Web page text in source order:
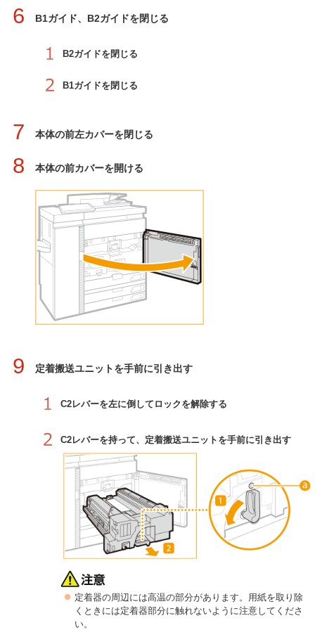
6 B1ガイド、B2ガイドを閉じる
B2ガイドを閉じる
B1ガイドを閉じる
7 本体の前左カバーを閉じる
8 本体の前カバーを開ける
9 定着搬送ユニットを手前に引き出す
C2レバーを左に倒してロックを解除する
C2レバーを持って、定着搬送ユニットを手前に引き出す
定着器の周辺には高温の部分があります。用紙を取り除
くときには定着器部分に触れないように注意してくださ
い。